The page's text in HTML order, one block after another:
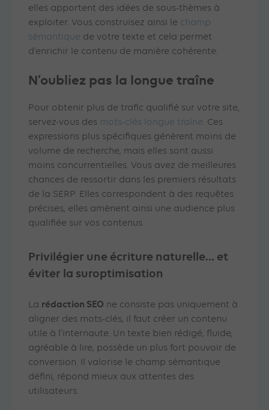
elles apportent des idées de sous-thèmes à
exploiter. Vous construisez ainsi le champ
sémantique de votre texte et cela permet
d’enrichir le contenu de manière cohérente.
N’oubliez pas la longue traîne
Pour obtenir plus de trafic qualifié sur votre site,
servez-vous des mots-clés longue traîne. Ces
expressions plus spécifiques génèrent moins de
volume de recherche, mais elles sont aussi
moins concurrentielles. Vous avez de meilleures
chances de ressortir dans les premiers résultats
de la SERP. Elles correspondent à des requêtes
précises, elles amènent ainsi une audience plus
qualifiée sur vos contenus.
Privilégier une écriture naturelle… et
éviter la suroptimisation
La rédaction SEO ne consiste pas uniquement à
aligner des mots-clés, il faut créer un contenu
utile à l’internaute. Un texte bien rédigé, fluide,
agréable à lire, possède un plus fort pouvoir de
conversion. Il valorise le champ sémantique
défini, répond mieux aux attentes des
utilisateurs.